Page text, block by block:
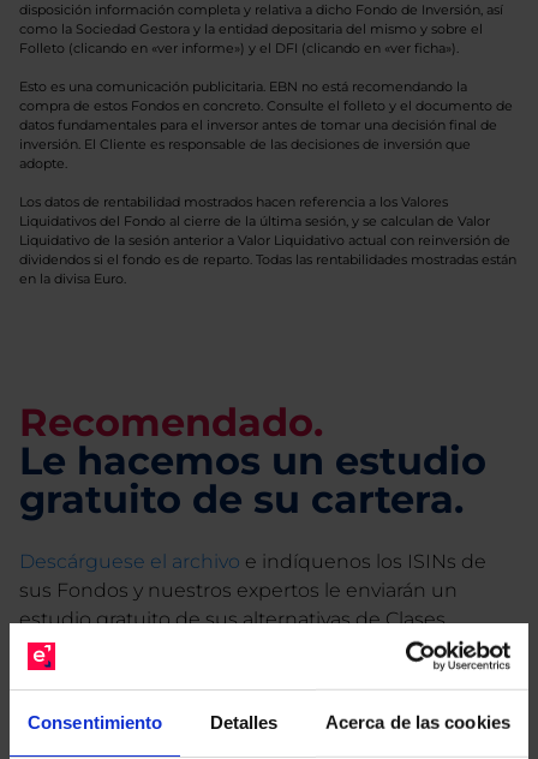
Consentimiento Detalles Acerca de las cookies
disposición información completa y relativa a dicho Fondo de Inversión, así
como la Sociedad Gestora y la entidad depositaria del mismo y sobre el
Folleto (clicando en «ver informe») y el DFI (clicando en «ver ficha»).
Esto es una comunicación publicitaria. EBN no está recomendando la
compra de estos Fondos en concreto. Consulte el folleto y el documento de
datos fundamentales para el inversor antes de tomar una decisión final de
inversión. El Cliente es responsable de las decisiones de inversión que
adopte.
Los datos de rentabilidad mostrados hacen referencia a los Valores
Liquidativos del Fondo al cierre de la última sesión, y se calculan de Valor
Liquidativo de la sesión anterior a Valor Liquidativo actual con reinversión de
dividendos si el fondo es de reparto. Todas las rentabilidades mostradas están
en la divisa Euro.
Recomendado.
Le hacemos un estudio
gratuito de su cartera.
Descárguese el archivo e indíquenos los ISINs de
sus Fondos y nuestros expertos le enviarán un
estudio gratuito de sus alternativas de Clases
Limpias con las que podrá ahorrar en sus costes.